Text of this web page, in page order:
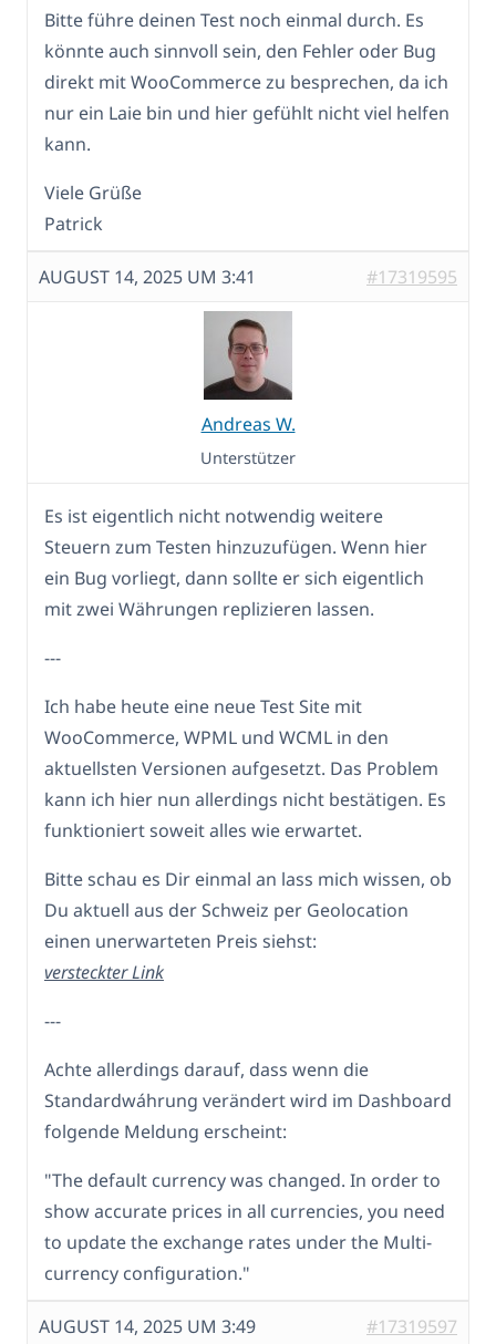
Bitte führe deinen Test noch einmal durch. Es
könnte auch sinnvoll sein, den Fehler oder Bug
direkt mit WooCommerce zu besprechen, da ich
nur ein Laie bin und hier gefühlt nicht viel helfen
kann.
Viele Grüße
Patrick
AUGUST 14, 2025 UM 3:41 #17319595
Andreas W.
Unterstützer
Es ist eigentlich nicht notwendig weitere
Steuern zum Testen hinzuzufügen. Wenn hier
ein Bug vorliegt, dann sollte er sich eigentlich
mit zwei Währungen replizieren lassen.
---
Ich habe heute eine neue Test Site mit
WooCommerce, WPML und WCML in den
aktuellsten Versionen aufgesetzt. Das Problem
kann ich hier nun allerdings nicht bestätigen. Es
funktioniert soweit alles wie erwartet.
Bitte schau es Dir einmal an lass mich wissen, ob
Du aktuell aus der Schweiz per Geolocation
einen unerwarteten Preis siehst:
versteckter Link
---
Achte allerdings darauf, dass wenn die
Standardwáhrung verändert wird im Dashboard
folgende Meldung erscheint:
"The default currency was changed. In order to
show accurate prices in all currencies, you need
to update the exchange rates under the Multi-
currency configuration."
AUGUST 14, 2025 UM 3:49 #17319597